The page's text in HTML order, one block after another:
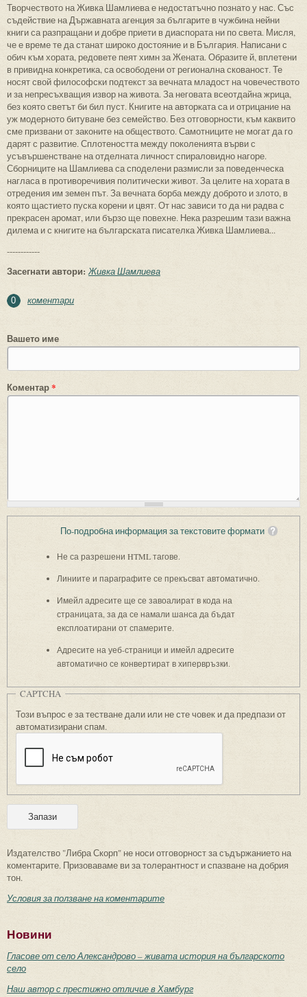
Творчеството на Живка Шамлиева е недостатъчно познато у нас. Със
съдействие на Държавната агенция за българите в чужбина нейни
книги са разпращани и добре приети в диаспората ни по света. Мисля,
че е време те да станат широко достояние и в България. Написани с
обич към хората, редовете пеят химн за Жената. Образите й, вплетени
в привидна конкретика, са освободени от регионална скованост. Те
носят свой философски подтекст за вечната младост на човечеството
и за непресъхващия извор на живота. За неговата всеотдайна жрица,
без която светът би бил пуст. Книгите на авторката са и отрицание на
уж модерното битуване без семейство. Без отговорности, към каквито
сме призвани от законите на обществото. Самотниците не могат да го
дарят с развитие. Сплотеността между поколенията върви с
усъвършенстване на отделната личност спираловидно нагоре.
Сборниците на Шамлиева са споделени размисли за поведенческа
нагласа в противоречивия политически живот. За целите на хората в
отредения им земен път. За вечната борба между доброто и злото, в
която щастието пуска корени и цвят. От нас зависи то да ни радва с
прекрасен аромат, или бързо ще повехне. Нека разрешим тази важна
дилема и с книгите на българската писателка Живка Шамлиева...
------------
Засегнати автори:Живка Шамлиева
0 коментари
Вашето име
Коментар*
По-подробна информация за текстовите формати
Не са разрешени HTML тагове.
Линиите и параграфите се прекъсват автоматично.
Имейл адресите ще се завоалират в кода на
страницата, за да се намали шанса да бъдат
експлоатирани от спамерите.
Адресите на уеб-страници и имейл адресите
автоматично се конвертират в хипервръзки.
CAPTCHA
Този въпрос е за тестване дали или не сте човек и да предпази от
автоматизирани спам.
Издателство "Либра Скорп" не носи отговорност за съдържанието на
коментарите. Призоваваме ви за толерантност и спазване на добрия
тон.
Условия за ползване на коментарите
Новини
Гласове от село Александрово – живата история на българското
село
Наш автор с престижно отличие в Хамбург